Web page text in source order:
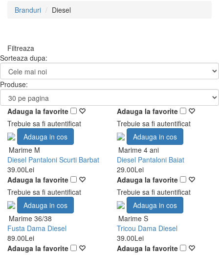
Branduri Diesel
Filtreaza
Sorteaza dupa:
Produse:
Adauga la favorite
Trebuie sa fi autentificat
Adauga in cos
Marime M
Diesel Pantaloni Scurti Barbat
39.00Lei
Adauga la favorite
Trebuie sa fi autentificat
Adauga in cos
Marime 4 ani
Diesel Pantaloni Baiat
29.00Lei
Adauga la favorite
Trebuie sa fi autentificat
Adauga in cos
Marime 36/38
Fusta Dama Diesel
89.00Lei
Adauga la favorite
Trebuie sa fi autentificat
Adauga in cos
Marime S
Tricou Dama Diesel
39.00Lei
Adauga la favorite
Adauga la favorite